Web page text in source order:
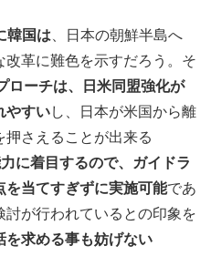
韓国は 、日本の朝鮮半島へ
革に難色を示すだろう。そ
ローチは、日米同盟強化が
やすいし、日本が米国から離
さえることが出来る
に着目するので、ガイドラ
を当てすぎずに実施可能であ
が行われているとの印象を
を求める事も妨げない